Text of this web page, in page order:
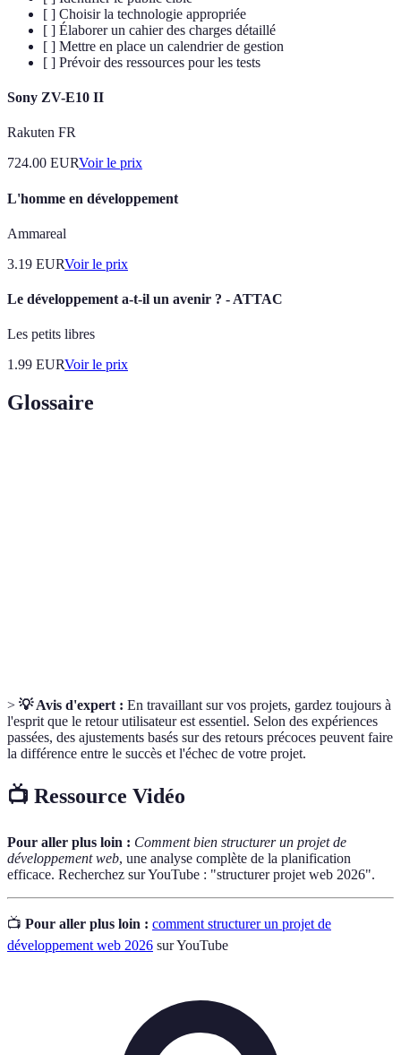
[ ] Choisir la technologie appropriée
[ ] Élaborer un cahier des charges détaillé
[ ] Mettre en place un calendrier de gestion
[ ] Prévoir des ressources pour les tests
Sony ZV-E10 II
Rakuten FR
724.00 EURVoir le prix
L'homme en développement
Ammareal
3.19 EURVoir le prix
Le développement a-t-il un avenir ? - ATTAC
Les petits libres
1.99 EURVoir le prix
Glossaire
> 💡 Avis d'expert : En travaillant sur vos projets, gardez toujours à
l'esprit que le retour utilisateur est essentiel. Selon des expériences
passées, des ajustements basés sur des retours précoces peuvent faire
la différence entre le succès et l'échec de votre projet.
📺 Ressource Vidéo
Pour aller plus loin : Comment bien structurer un projet de
développement web, une analyse complète de la planification
efficace. Recherchez sur YouTube : "structurer projet web 2026".
📺 Pour aller plus loin : comment structurer un projet de
développement web 2026 sur YouTube